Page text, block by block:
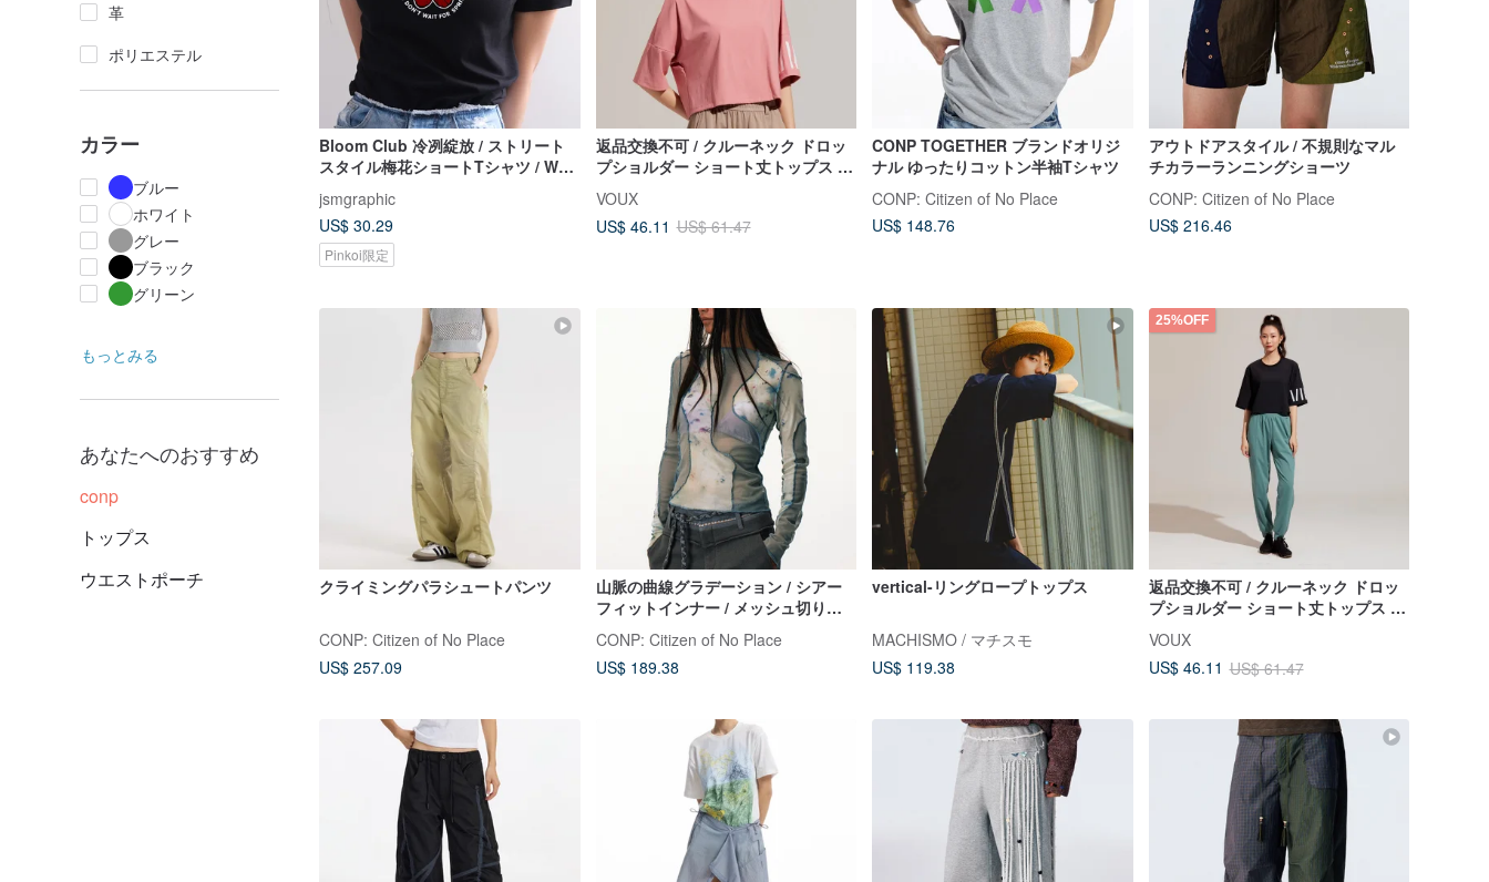
革
ポリエステル
カラー
ブルー
ホワイト
グレー
ブラック
グリーン
もっとみる
あなたへのおすすめ
conp
トップス
ウエストポーチ
Bloom Club 冷冽綻放 / ストリート
スタイル梅花ショートTシャツ / We
jsmgraphic
US$ 30.29
Pinkoi限定
返品交換不可 / クルーネック ドロッ
プショルダー ショート丈トップス -
VOUX
US$ 46.11 US$ 61.47
CONP TOGETHER ブランドオリジ
ナル ゆったりコットン半袖Tシャツ
CONP: Citizen of No Place
US$ 148.76
アウトドアスタイル / 不規則なマル
チカラーランニングショーツ
CONP: Citizen of No Place
US$ 216.46
クライミングパラシュートパンツ
CONP: Citizen of No Place
US$ 257.09
山脈の曲線グラデーション / シアー
フィットインナー / メッシュ切り替
CONP: Citizen of No Place
US$ 189.38
vertical-リングロープトップス
MACHISMO / マチスモ
US$ 119.38
25%OFF
返品交換不可 / クルーネック ドロッ
プショルダー ショート丈トップス -
VOUX
US$ 46.11 US$ 61.47